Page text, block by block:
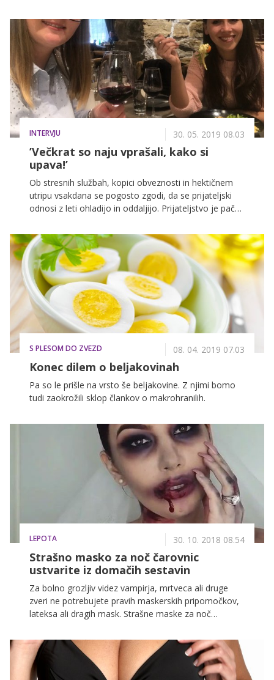
tedna v teden, kot vodja je svojo ekipo prva pripeljala
na balkon, štirikrat preživela izločitveni izziv in se
minuli teden kot prva uvrstila v veliki finale 5. sezone.
Nocoj je morala z zgolj dvema točkama razlike
priznati premoč 20-letnemu Anžetu Kupleniku, kar pa
je sploh ni prizadelo.
INTERVJU 30. 05. 2019 08.03
’Večkrat so naju vprašali, kako si
upava!’
Ob stresnih službah, kopici obveznosti in hektičnem
utripu vsakdana se pogosto zgodi, da se prijateljski
odnosi z leti ohladijo in oddaljijo. Prijateljstvo je pač
negovati in si zanj vzeti čas, še lepše pa je, če to
pripelje do nove zgodbe. Tako se je zgodilo tudi Klari
Beltram in Sari Vidic, ki ju je združila prav ljubezen do
organizacije dogodkov, zato sta se, kljub temu da so
njuni dnevi polni, odločili, da v Koper pripeljeta
kulinarični dogodek, ki bo v ospredje postavljal
testenine. Zakaj? Ker testenine, morje, sonce, dobro
vino in poletje obožujemo vsi, pravita. In 7. junija bo v
Kopru na kulinaričnem dogodku Viva la pasta vse to v
izobilju.
S PLESOM DO ZVEZD 08. 04. 2019 07.03
Konec dilem o beljakovinah
Pa so le prišle na vrsto še beljakovine. Z njimi bomo
tudi zaokrožili sklop člankov o makrohranilih.
LEPOTA 30. 10. 2018 08.54
Strašno masko za noč čarovnic
ustvarite iz domačih sestavin
Za bolno grozljiv videz vampirja, mrtveca ali druge
zveri ne potrebujete pravih maskerskih pripomočkov,
lateksa ali dragih mask. Strašne maske za noč
boste našli kar v domači shrambi ali najbližji trgovini z
živili, za manj kot 10 evrov.